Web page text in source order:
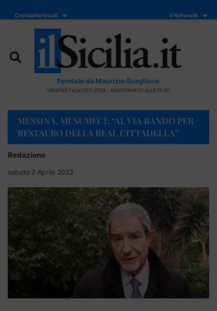
Cronache locali Il Network
Fondato da Maurizio Scaglione
VENERDÌ 7 AGOSTO 2026 - AGGIORNATO ALLE 19:00
MESSINA, MUSUMECI: “AL VIA BANDO PER
RESTAURO DELLA REAL CITTADELLA”
Redazione
sabato 2 Aprile 2022